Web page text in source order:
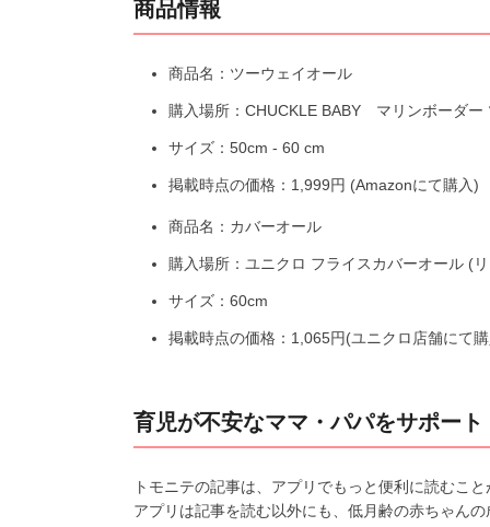
商品情報
商品名：ツーウェイオール
購入場所：CHUCKLE BABY マリンボーダー
サイズ：50cm - 60 cm
掲載時点の価格：1,999円 (Amazonにて購入)
商品名：カバーオール
購入場所：ユニクロ フライスカバーオール (
サイズ：60cm
掲載時点の価格：1,065円(ユニクロ店舗にて
育児が不安なママ・パパをサポート
トモニテの記事は、アプリでもっと便利に読むこ
アプリは記事を読む以外にも、低月齢の赤ちゃん